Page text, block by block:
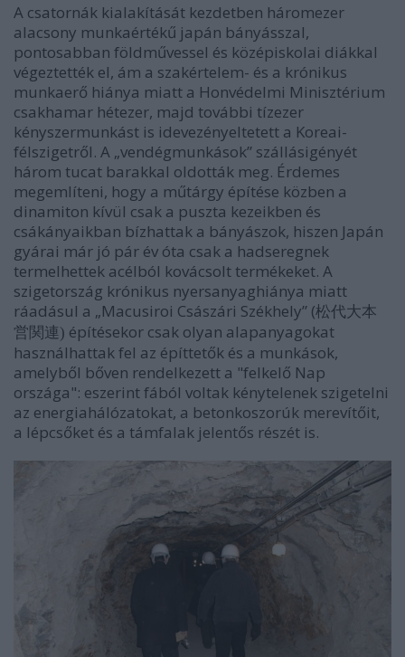
A csatornák kialakítását kezdetben háromezer
alacsony munkaértékű japán bányásszal,
pontosabban földművessel és középiskolai diákkal
végeztették el, ám a szakértelem- és a krónikus
munkaerő hiánya miatt a Honvédelmi Minisztérium
csakhamar hétezer, majd további tízezer
kényszermunkást is idevezényeltetett a Koreai-
félszigetről. A „vendégmunkások” szállásigényét
három tucat barakkal oldották meg. Érdemes
megemlíteni, hogy a műtárgy építése közben a
dinamiton kívül csak a puszta kezeikben és
csákányaikban bízhattak a bányászok, hiszen Japán
gyárai már jó pár év óta csak a hadseregnek
termelhettek acélból kovácsolt termékeket. A
szigetország krónikus nyersanyaghiánya miatt
ráadásul a „Macusiroi Császári Székhely” (松代大本
営関連) építésekor csak olyan alapanyagokat
használhattak fel az építtetők és a munkások,
amelyből bőven rendelkezett a "felkelő Nap
országa": eszerint fából voltak kénytelenek szigetelni
az energiahálózatokat, a betonkoszorúk merevítőit,
a lépcsőket és a támfalak jelentős részét is.